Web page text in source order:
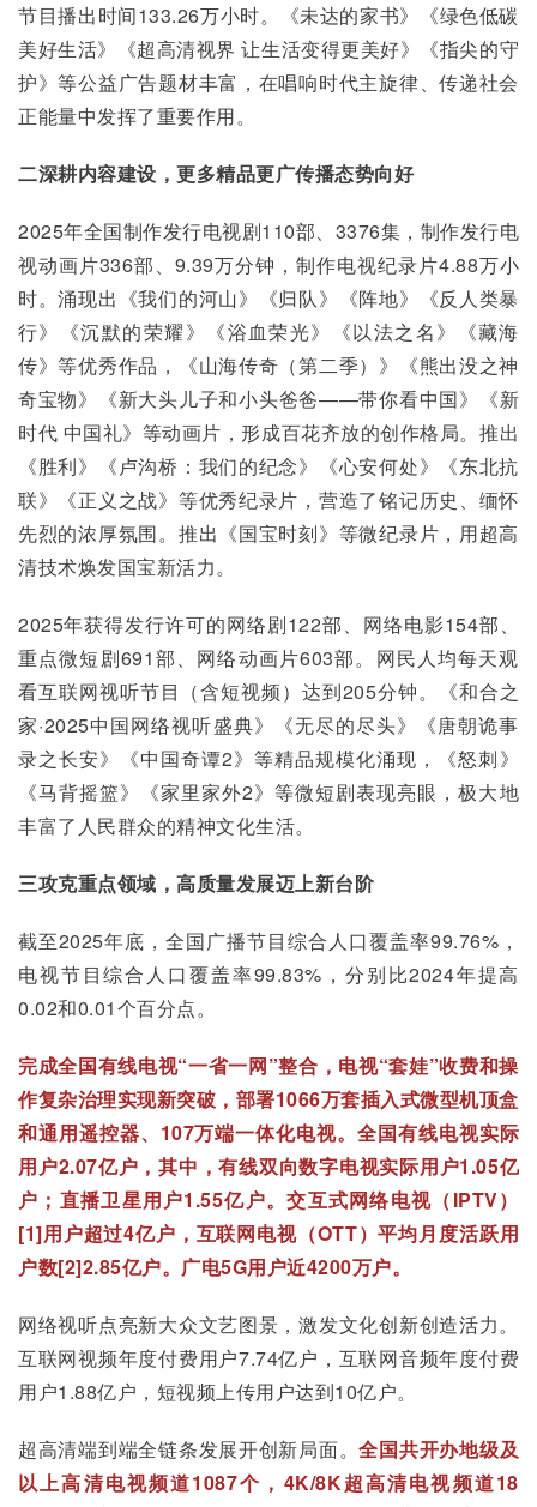
节目播出时间133.26万小时。《未达的家书》《绿色低碳
美好生活》《超高清视界 让生活变得更美好》《指尖的守
护》等公益广告题材丰富，在唱响时代主旋律、传递社会
正能量中发挥了重要作用。
二深耕内容建设，更多精品更广传播态势向好
2025年全国制作发行电视剧110部、3376集，制作发行电
视动画片336部、9.39万分钟，制作电视纪录片4.88万小
时。涌现出《我们的河山》《归队》《阵地》《反人类暴
行》《沉默的荣耀》《浴血荣光》《以法之名》《藏海
传》等优秀作品，《山海传奇（第二季）》《熊出没之神
奇宝物》《新大头儿子和小头爸爸——带你看中国》《新
时代 中国礼》等动画片，形成百花齐放的创作格局。推出
《胜利》《卢沟桥：我们的纪念》《心安何处》《东北抗
联》《正义之战》等优秀纪录片，营造了铭记历史、缅怀
先烈的浓厚氛围。推出《国宝时刻》等微纪录片，用超高
清技术焕发国宝新活力。
2025年获得发行许可的网络剧122部、网络电影154部、
重点微短剧691部、网络动画片603部。网民人均每天观
看互联网视听节目（含短视频）达到205分钟。《和合之
家·2025中国网络视听盛典》《无尽的尽头》《唐朝诡事
录之长安》《中国奇谭2》等精品规模化涌现，《怒刺》
《马背摇篮》《家里家外2》等微短剧表现亮眼，极大地
丰富了人民群众的精神文化生活。
三攻克重点领域，高质量发展迈上新台阶
截至2025年底，全国广播节目综合人口覆盖率99.76%，
电视节目综合人口覆盖率99.83%，分别比2024年提高
0.02和0.01个百分点。
完成全国有线电视“一省一网”整合，电视“套娃”收费和操
作复杂治理实现新突破，部署1066万套插入式微型机顶盒
和通用遥控器、107万端一体化电视。全国有线电视实际
用户2.07亿户，其中，有线双向数字电视实际用户1.05亿
户；直播卫星用户1.55亿户。交互式网络电视（IPTV）
[1]用户超过4亿户，互联网电视（OTT）平均月度活跃用
户数[2]2.85亿户。广电5G用户近4200万户。
网络视听点亮新大众文艺图景，激发文化创新创造活力。
互联网视频年度付费用户7.74亿户，互联网音频年度付费
用户1.88亿户，短视频上传用户达到10亿户。
超高清端到端全链条发展开创新局面。全国共开办地级及
以上高清电视频道1087个，4K/8K超高清电视频道18